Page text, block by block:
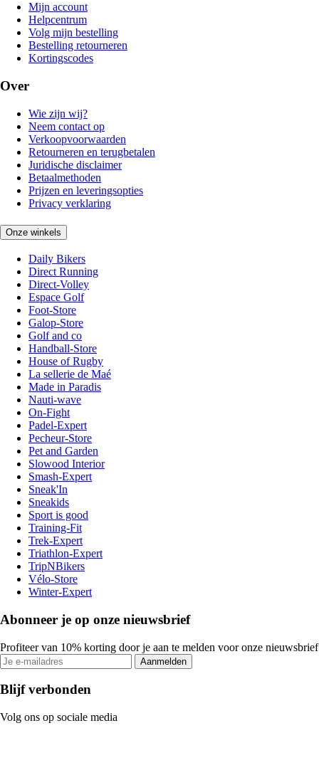
Mijn account
Helpcentrum
Volg mijn bestelling
Bestelling retourneren
Kortingscodes
Over
Wie zijn wij?
Neem contact op
Verkoopvoorwaarden
Retourneren en terugbetalen
Juridische disclaimer
Betaalmethoden
Prijzen en leveringsopties
Privacy verklaring
Onze winkels
Daily Bikers
Direct Running
Direct-Volley
Espace Golf
Foot-Store
Galop-Store
Golf and co
Handball-Store
House of Rugby
La sellerie de Maé
Made in Paradis
Nauti-wave
On-Fight
Padel-Expert
Pecheur-Store
Pet and Garden
Slowood Interior
Smash-Expert
Sneak'In
Sneakids
Sport is good
Training-Fit
Trek-Expert
Triathlon-Expert
TripNBikers
Vélo-Store
Winter-Expert
Abonneer je op onze nieuwsbrief
Profiteer van 10% korting door je aan te melden voor onze nieuwsbrief
Aanmelden
Blijf verbonden
Volg ons op sociale media